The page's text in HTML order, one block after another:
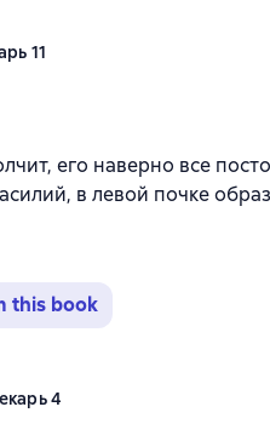
11
4,9 на основе 140 оценок
его наверно все
в левой почке
this book
4